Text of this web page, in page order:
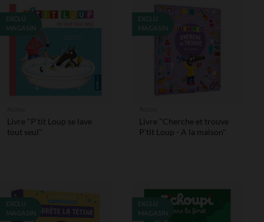
EXCLU
MAGASIN
Livre "P'tit Loup se lave
tout seul"
EXCLU
MAGASIN
Livre "Cherche et trouve
P'tit Loup - A la maison"
EXCLU
MAGASIN
EXCLU
MAGASIN